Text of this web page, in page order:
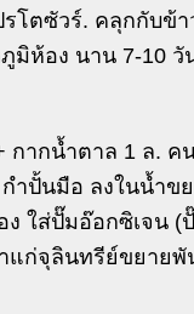
รโตซัวร์. คลุกกับข้
ห้อง นาน 7-10 วัน
กากน้ำตาล 1 ล. ค
กำปั้นมือ ลงในน้ำข
ใส่ปั๊มอ๊อกซิเจน (
าแก่จุลินทรีย์ขยาย